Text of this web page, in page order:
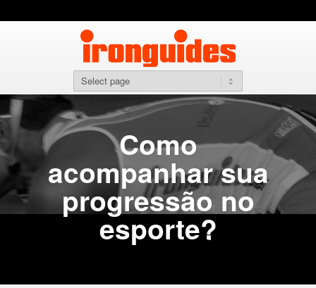
Como
acompanhar sua
progressão no
esporte?